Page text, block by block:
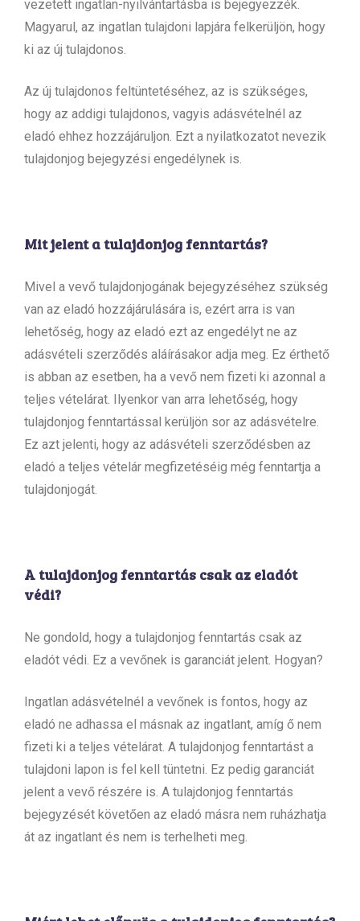
vezetett ingatlan-nyilvántartásba is bejegyezzék.
Magyarul, az ingatlan tulajdoni lapjára felkerüljön, hogy
ki az új tulajdonos.
Az új tulajdonos feltüntetéséhez, az is szükséges,
hogy az addigi tulajdonos, vagyis adásvételnél az
eladó ehhez hozzájáruljon. Ezt a nyilatkozatot nevezik
tulajdonjog bejegyzési engedélynek is.
Mit jelent a tulajdonjog fenntartás?
Mivel a vevő tulajdonjogának bejegyzéséhez szükség
van az eladó hozzájárulására is, ezért arra is van
lehetőség, hogy az eladó ezt az engedélyt ne az
adásvételi szerződés aláírásakor adja meg. Ez érthető
is abban az esetben, ha a vevő nem fizeti ki azonnal a
teljes vételárat. Ilyenkor van arra lehetőség, hogy
tulajdonjog fenntartással kerüljön sor az adásvételre.
Ez azt jelenti, hogy az adásvételi szerződésben az
eladó a teljes vételár megfizetéséig még fenntartja a
tulajdonjogát.
A tulajdonjog fenntartás csak az eladót
védi?
Ne gondold, hogy a tulajdonjog fenntartás csak az
eladót védi. Ez a vevőnek is garanciát jelent. Hogyan?
Ingatlan adásvételnél a vevőnek is fontos, hogy az
eladó ne adhassa el másnak az ingatlant, amíg ő nem
fizeti ki a teljes vételárat. A tulajdonjog fenntartást a
tulajdoni lapon is fel kell tüntetni. Ez pedig garanciát
jelent a vevő részére is. A tulajdonjog fenntartás
bejegyzését követően az eladó másra nem ruházhatja
át az ingatlant és nem is terhelheti meg.